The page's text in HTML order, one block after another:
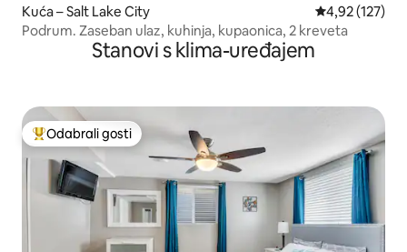
Kuća – Salt Lake City Prosječna
4,92 (127)
Podrum. Zaseban ulaz, kuhinja, kupaonica, 2 kreveta
Stanovi s klima-uređajem
Među najviše rangiranima s oznakom „Odabrali gosti”
Odabrali gosti